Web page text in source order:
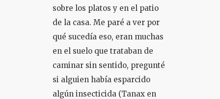
sobre los platos y en el patio
de la casa. Me paré a ver por
qué sucedía eso, eran muchas
en el suelo que trataban de
caminar sin sentido, pregunté
si alguien había esparcido
algún insecticida (Tanax en